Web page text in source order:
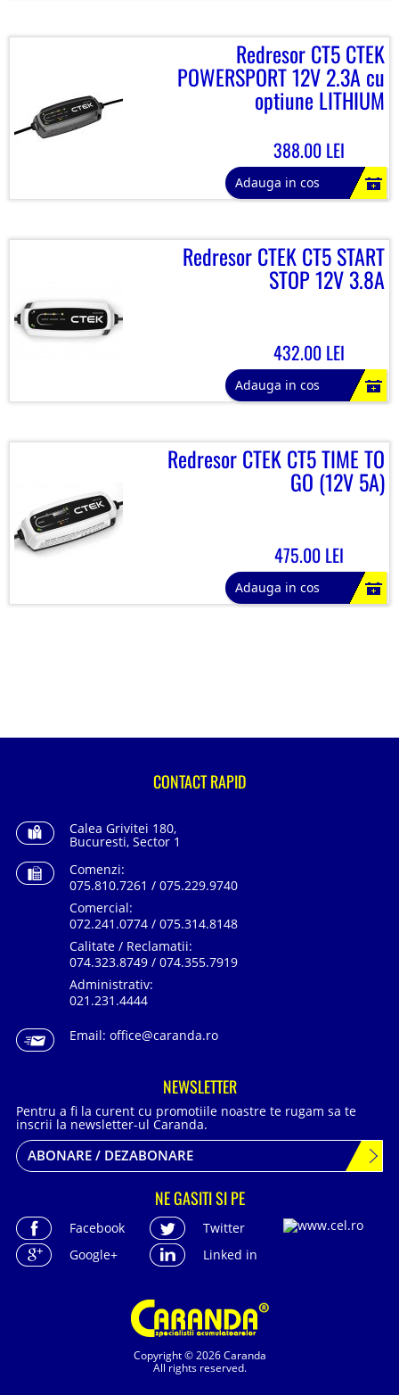
Redresor CT5 CTEK
POWERSPORT 12V 2.3A cu
optiune LITHIUM
388.00 LEI
Adauga in cos
Redresor CTEK CT5 START
STOP 12V 3.8A
432.00 LEI
Adauga in cos
Redresor CTEK CT5 TIME TO
GO (12V 5A)
475.00 LEI
Adauga in cos
Copyright © 2026 Caranda
All rights reserved.
CONTACT RAPID
Calea Grivitei 180,
Bucuresti, Sector 1
Comenzi:
075.810.7261 / 075.229.9740
Comercial:
072.241.0774 / 075.314.8148
Calitate / Reclamatii:
074.323.8749 / 074.355.7919
Administrativ:
021.231.4444
Email: office@caranda.ro
NEWSLETTER
Pentru a fi la curent cu promotiile noastre te rugam sa te
inscrii la newsletter-ul Caranda.
ABONARE / DEZABONARE
NE GASITI SI PE
Facebook
Twitter
Google+
Linked in